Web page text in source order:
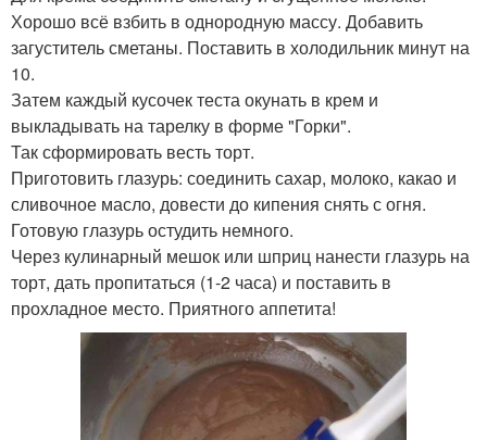
Хорошо всё взбить в однородную массу. Добавить
загуститель сметаны. Поставить в холодильник минут на
10.
Затем каждый кусочек теста окунать в крем и
выкладывать на тарелку в форме "Горки".
Так сформировать весть торт.
Приготовить глазурь: соединить сахар, молоко, какао и
сливочное масло, довести до кипения снять с огня.
Готовую глазурь остудить немного.
Через кулинарный мешок или шприц нанести глазурь на
торт, дать пропитаться (1-2 часа) и поставить в
прохладное место. Приятного аппетита!